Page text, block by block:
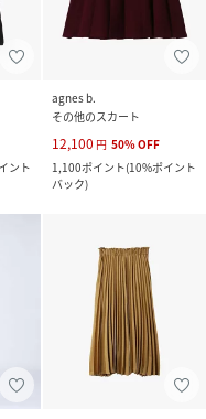
ント
agnes b.
その他のスカート
12,100 円 50%OFF
1,100ポイント(10%ポイント
バック)